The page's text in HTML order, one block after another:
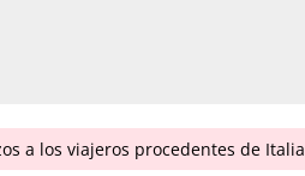
a los viajeros procedentes de Italia